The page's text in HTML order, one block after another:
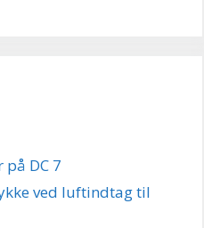
DC 7
ved luftindtag til